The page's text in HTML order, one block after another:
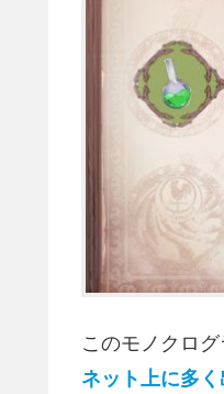
このモノクロ
ネット上に多